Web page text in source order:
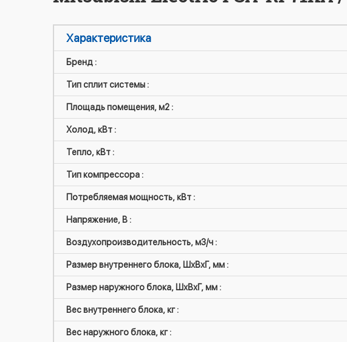
Характеристика
Бренд :
Тип сплит системы :
Площадь помещения, м2 :
Холод, кВт :
Тепло, кВт :
Тип компрессора :
Потребляемая мощность, кВт :
Напряжение, В :
Воздухопроизводительность, м3/ч :
Размер внутреннего блока, ШxВxГ, мм :
Размер наружного блока, ШxВxГ, мм :
Вес внутреннего блока, кг :
Вес наружного блока, кг :